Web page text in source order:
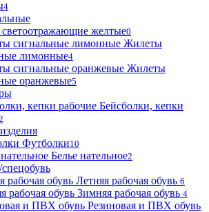
4
желтые0
Жилеты
лимонные4
Жилеты
оранжевые5
Бейсболки, кепки
Футболки10
Белье нательное2
Летняя рабочая обувь 6
Зимняя рабочая обувь 4
Резиновая и ПВХ обувь